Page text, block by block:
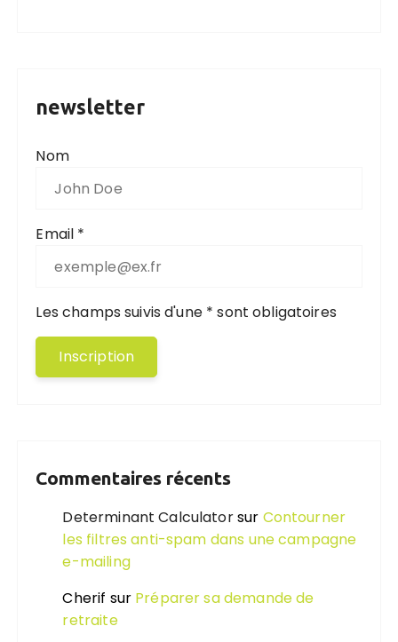
newsletter
Nom
Email *
Les champs suivis d'une * sont obligatoires
Commentaires récents
Determinant Calculatorsur Contourner
les filtres anti-spam dans une campagne
e-mailing
Cherif sur Préparer sa demande de
retraite